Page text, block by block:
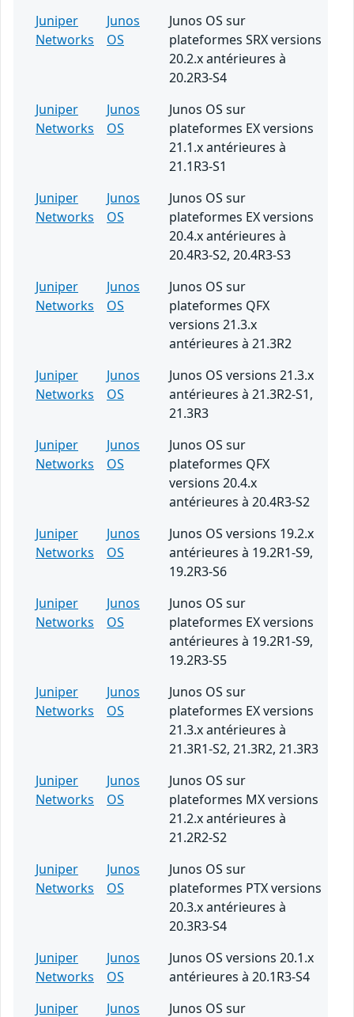
Juniper
Networks
Junos
OS
Junos OS sur
plateformes SRX versions
20.2.x antérieures à
20.2R3-S4
Juniper
Networks
Junos
OS
Junos OS sur
plateformes EX versions
21.1.x antérieures à
21.1R3-S1
Juniper
Networks
Junos
OS
Junos OS sur
plateformes EX versions
20.4.x antérieures à
20.4R3-S2, 20.4R3-S3
Juniper
Networks
Junos
OS
Junos OS sur
plateformes QFX
versions 21.3.x
antérieures à 21.3R2
Juniper
Networks
Junos
OS
Junos OS versions 21.3.x
antérieures à 21.3R2-S1,
21.3R3
Juniper
Networks
Junos
OS
Junos OS sur
plateformes QFX
versions 20.4.x
antérieures à 20.4R3-S2
Juniper
Networks
Junos
OS
Junos OS versions 19.2.x
antérieures à 19.2R1-S9,
19.2R3-S6
Juniper
Networks
Junos
OS
Junos OS sur
plateformes EX versions
antérieures à 19.2R1-S9,
19.2R3-S5
Juniper
Networks
Junos
OS
Junos OS sur
plateformes EX versions
21.3.x antérieures à
21.3R1-S2, 21.3R2, 21.3R3
Juniper
Networks
Junos
OS
Junos OS sur
plateformes MX versions
21.2.x antérieures à
21.2R2-S2
Juniper
Networks
Junos
OS
Junos OS sur
plateformes PTX versions
20.3.x antérieures à
20.3R3-S4
Juniper
Networks
Junos
OS
Junos OS versions 20.1.x
antérieures à 20.1R3-S4
Juniper
Junos Junos OS sur